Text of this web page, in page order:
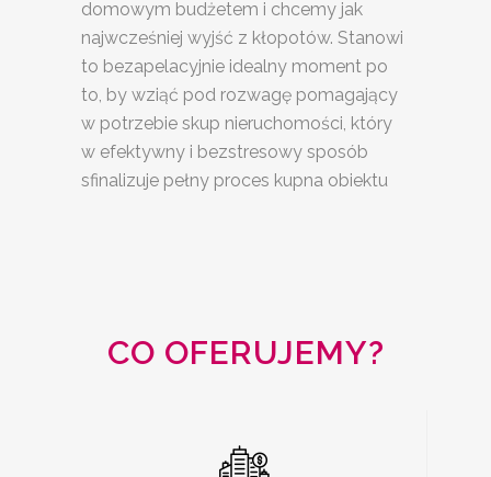
domowym budżetem i chcemy jak
najwcześniej wyjść z kłopotów. Stanowi
to bezapelacyjnie idealny moment po
to, by wziąć pod rozwagę pomagający
w potrzebie skup nieruchomości, który
w efektywny i bezstresowy sposób
sfinalizuje pełny proces kupna obiektu
CO OFERUJEMY?